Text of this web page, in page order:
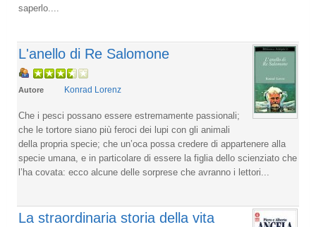
saperlo....
L'anello di Re Salomone
Autore Konrad Lorenz
Che i pesci possano essere estremamente passionali;
che le tortore siano più feroci dei lupi con gli animali
della propria specie; che un’oca possa credere di appartenere alla
specie umana, e in particolare di essere la figlia dello scienziato che
l’ha covata: ecco alcune delle sorprese che avranno i lettori...
La straordinaria storia della vita